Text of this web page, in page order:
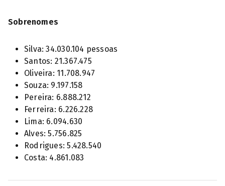
Sobrenomes
Silva: 34.030.104 pessoas
Santos: 21.367.475
Oliveira: 11.708.947
Souza: 9.197.158
Pereira: 6.888.212
Ferreira: 6.226.228
Lima: 6.094.630
Alves: 5.756.825
Rodrigues: 5.428.540
Costa: 4.861.083